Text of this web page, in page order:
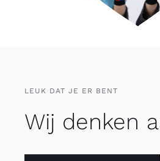
LEUK DAT JE ER BENT
Wij denken